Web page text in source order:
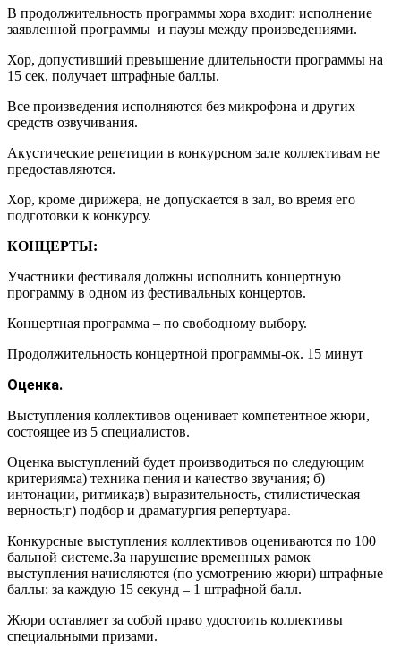
В продолжительность программы хора входит: исполнение
заявленной программы и паузы между произведениями.
Хор, допустивший превышение длительности программы на
15 сек, получает штрафные баллы.
Все произведения исполняются без микрофона и других
средств озвучивания.
Акустические репетиции в конкурсном зале коллективам не
предоставляются.
Хор, кроме дирижера, не допускается в зал, во время его
подготовки к конкурсу.
КОНЦЕРТЫ:
Участники фестиваля должны исполнить концертную
программу в одном из фестивальных концертов.
Концертная программа – по свободному выбору.
Продолжительность концертной программы-ок. 15 минут
Оценка.
Выступления коллективов оценивает компетентное жюри,
состоящее из 5 специалистов.
Оценка выступлений будет производиться по следующим
критериям:а) техника пения и качество звучания; б)
интонации, ритмика;в) выразительность, стилистическая
верность;г) подбор и драматургия репертуара.
Конкурсные выступления коллективов оцениваются по 100
бальной системе.За нарушение временных рамок
выступления начисляются (по усмотрению жюри) штрафные
баллы: за каждую 15 секунд – 1 штрафной балл.
Жюри оставляет за собой право удостоить коллективы
специальными призами.